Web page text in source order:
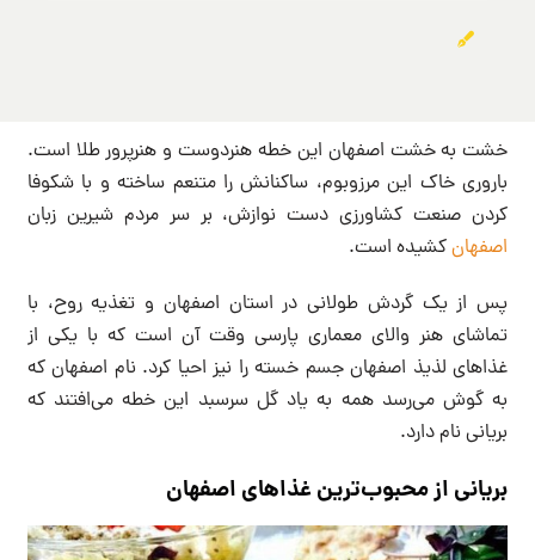
خشت به خشت اصفهان این خطه هنردوست و هنرپرور طلا است.
باروری خاک این مرزوبوم، ساکنانش را متنعم ساخته و با شکوفا
کردن صنعت کشاورزی دست نوازش، بر سر مردم شیرین زبان
اصفهانکشیده است.
پس از یک گردش طولانی در استان اصفهان و تغذیه روح، با
تماشای هنر والای معماری پارسی وقت آن است که با یکی از
غذاهای لذیذ اصفهان جسم خسته را نیز احیا کرد. نام اصفهان که
به گوش می‌رسد همه به یاد گل سرسبد این خطه می‌افتند که
بریانی نام دارد.
بریانی از محبوب‌ترین غذاهای اصفهان